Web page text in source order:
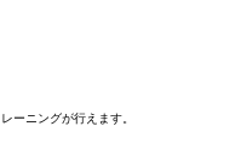
ーニングが行えます。